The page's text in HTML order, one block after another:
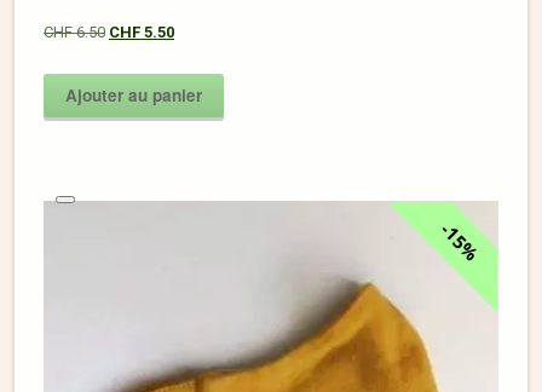
CHF6.50 CHF 5.50
Ajouter au panier
15%